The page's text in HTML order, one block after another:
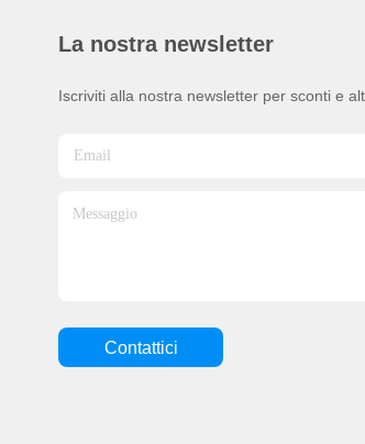
La nostra newsletter
Iscriviti alla nostra newsletter per sconti e
Contattici